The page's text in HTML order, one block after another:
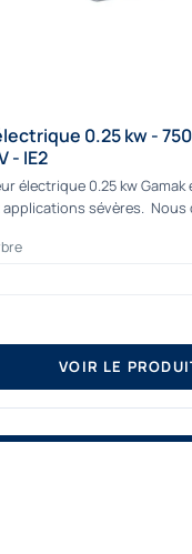
0.25 kw -
- IE2
électrique 0.25 kw
applications sévères. Nous
depuis de nombreuses
VOIR LE